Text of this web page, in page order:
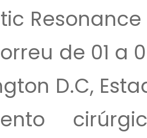
de 01 a
D.C,